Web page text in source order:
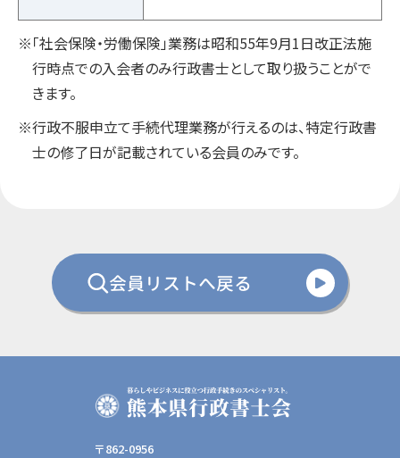
※「社会保険・労働保険」業務は昭和55年9月1日改正法施
行時点での入会者のみ行政書士として取り扱うことがで
きます。
※行政不服申立て手続代理業務が行えるのは、特定行政書
士の修了日が記載されている会員のみです。
会員リストへ戻る
〒862-0956